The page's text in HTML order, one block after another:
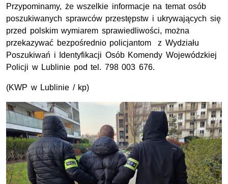
Przypominamy, że wszelkie informacje na temat osób
poszukiwanych sprawców przestępstw i ukrywających się
przed polskim wymiarem sprawiedliwości, można
przekazywać bezpośrednio policjantom z Wydziału
Poszukiwań i Identyfikacji Osób Komendy Wojewódzkiej
Policji w Lublinie pod tel. 798 003 676.
(KWP w Lublinie / kp)